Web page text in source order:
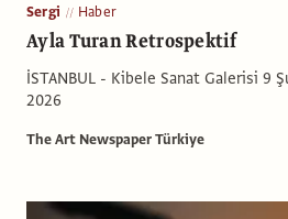
Sergi Haber
Ayla Turan Retrospektif
İSTANBUL - Kibele Sanat Galerisi 9
2026
The Art Newspaper Türkiye